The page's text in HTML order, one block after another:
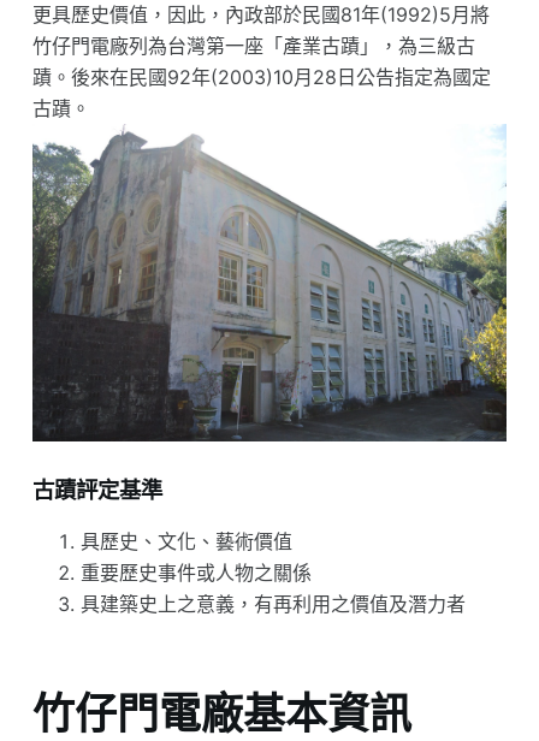
更具歷史價值，因此，內政部於民國81年(1992)5月將
竹仔門電廠列為台灣第一座「產業古蹟」，為三級古
蹟。後來在民國92年(2003)10月28日公告指定為國定
古蹟。
古蹟評定基準
具歷史、文化、藝術價值
重要歷史事件或人物之關係
具建築史上之意義，有再利用之價值及潛力者
竹仔門電廠基本資訊